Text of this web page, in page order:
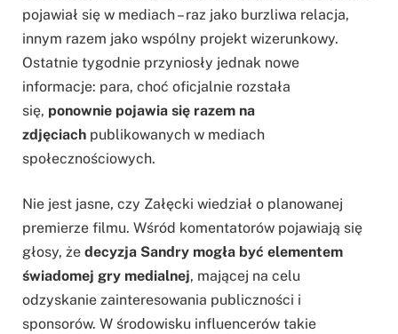
pojawiał się w mediach – raz jako burzliwa relacja,
innym razem jako wspólny projekt wizerunkowy.
Ostatnie tygodnie przyniosły jednak nowe
informacje: para, choć oficjalnie rozstała
się, ponownie pojawia się razem na
zdjęciach publikowanych w mediach
społecznościowych.
Nie jest jasne, czy Załęcki wiedział o planowanej
premierze filmu. Wśród komentatorów pojawiają się
głosy, że decyzja Sandry mogła być elementem
świadomej gry medialnej, mającej na celu
odzyskanie zainteresowania publiczności i
sponsorów. W środowisku influencerów takie